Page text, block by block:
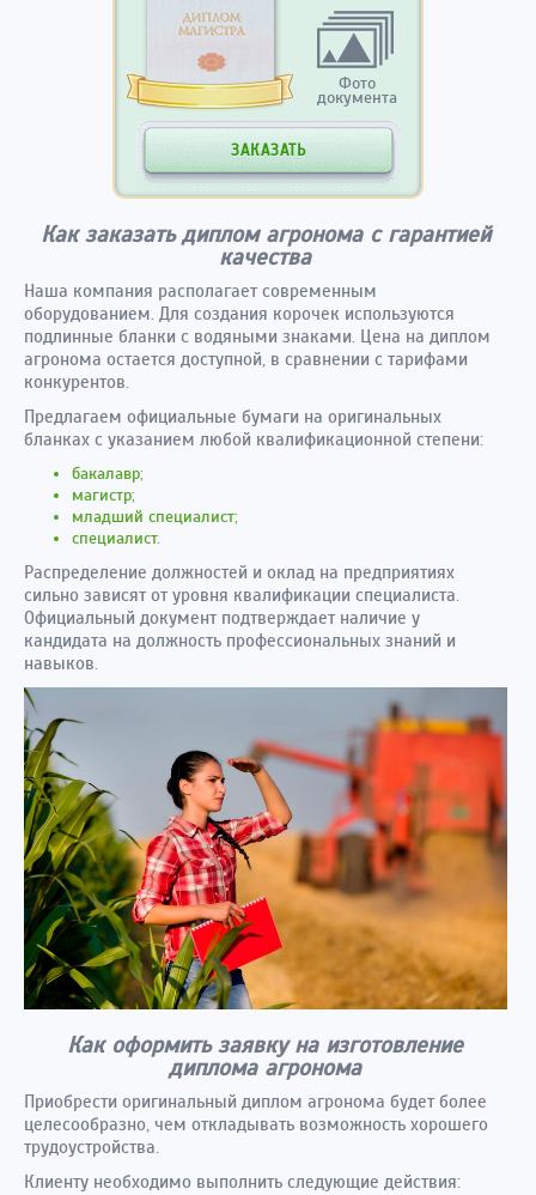
Фото
документа
ЗАКАЗАТЬ
Как заказать диплом агронома с гарантией
качества
Наша компания располагает современным
оборудованием. Для создания корочек используются
подлинные бланки с водяными знаками. Цена на диплом
агронома остается доступной, в сравнении с тарифами
конкурентов.
Предлагаем официальные бумаги на оригинальных
бланках с указанием любой квалификационной степени:
бакалавр;
магистр;
младший специалист;
специалист.
Распределение должностей и оклад на предприятиях
сильно зависят от уровня квалификации специалиста.
Официальный документ подтверждает наличие у
кандидата на должность профессиональных знаний и
навыков.
Как оформить заявку на изготовление
диплома агронома
Приобрести оригинальный диплом агронома будет более
целесообразно, чем откладывать возможность хорошего
трудоустройства.
Клиенту необходимо выполнить следующие действия: